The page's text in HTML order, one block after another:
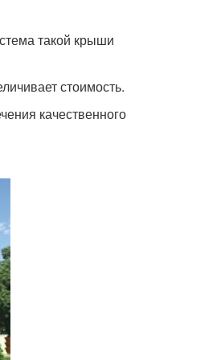
такой крыши
стоимость.
качественного